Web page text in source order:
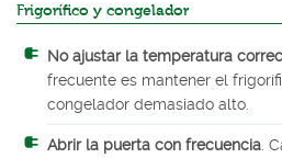
Frigorífico y congelador
No ajustar la temperatura
frecuente es mantener el
congelador demasiado alto.
Abrir la puerta con frecuencia .